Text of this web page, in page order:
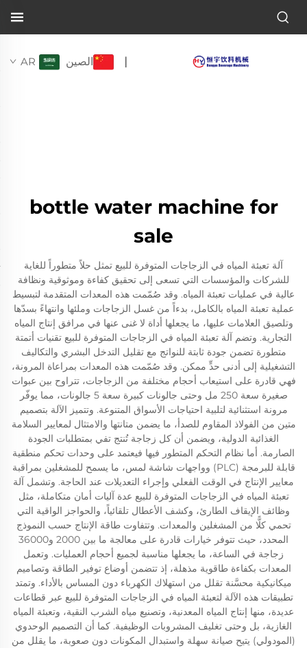
| الصين AR
bottle water machine for
sale
آلة تعبئة المياه في الزجاجات المتوفرة للبيع تمثل حلاً متطوراً للغاية
للشركات والمؤسسات التي تسعى إلى تحقيق كفاءة وموثوقية ونظافة
عالية في عمليات تعبئة المياه. وقد صُمّمت هذه المعدات المتقدمة لتبسيط
عملية تعبئة المياه بالكامل، بدءاً من غسل الزجاجات وملئها وانتهاءً بسدّها
وتلصيق العلامات عليها، ما يجعلها أداة لا غنى عنها في مرافق إنتاج المياه
التجارية. وتضم آلة تعبئة المياه في الزجاجات المتوفرة للبيع تقنيات أتمتة
متطورة تضمن جودة ثابتة للنواتج مع تقليل التدخل البشري والتكاليف
التشغيلية إلى أدنى حدٍّ ممكن. وقد صُمّمت هذه المعدات بمراعاة المرونة،
فهي قادرة على استيعاب أحجام مختلفة من الزجاجات، تتراوح بين عبوات
صغيرة سعة 250 مل وحتى جالونات كبيرة سعة 5 جالونات، مما يوفّر
مرونة استثنائية لتلبية احتياجات الأسواق المتنوعة. وتتميز الآلة بتصميم
متين من الفولاذ المقاوم للصدأ، ما يضمن متانتها والامتثال لمعايير السلامة
الغذائية الدولية، ويضمن أن كل زجاجة تُنتج تفي بمتطلبات الجودة
الصارمة. أما نظام التحكم المتطور فيها فيعتمد على وحدات تحكم منطقية
قابلة للبرمجة (PLC) وواجهات شاشة لمس، ما يسمح للمشغلين بمراقبة
معايير الإنتاج في الوقت الفعلي وإجراء التعديلات عند الحاجة. وتشمل آلة
تعبئة المياه في الزجاجات المتوفرة للبيع عدة آليات أمان متكاملة، مثل
وظائف الإيقاف الطارئ، وكشف الأعطال تلقائياً، والحواجز الواقية التي
تحمي كلًّا من المشغلين والمعدات. وتتفاوت طاقة الإنتاج حسب النموذج
المحدد، حيث تتوفر خيارات قادرة على معالجة ما بين 2000 و36000
زجاجة في الساعة، ما يجعلها مناسبة لجميع أحجام العمليات. وتعمل
المعدات بكفاءة طاقوية مذهلة، إذ تتضمن أوضاع توفير الطاقة وتصاميم
ميكانيكية محسَّنة تقلل من استهلاك الكهرباء دون المساس بالأداء. وتمتد
تطبيقات هذه الآلة لتعبئة المياه في الزجاجات المتوفرة للبيع عبر قطاعات
عديدة، منها إنتاج المياه المعدنية، وتصنيع مياه الشرب النقية، وتعبئة المياه
الغازية، بل وحتى تغليف المشروبات الوظيفية. كما أن التصميم الوحدوي
(المودولي) يتيح صيانة سهلة واستبدال المكونات دون صعوبة، ما يقلل من